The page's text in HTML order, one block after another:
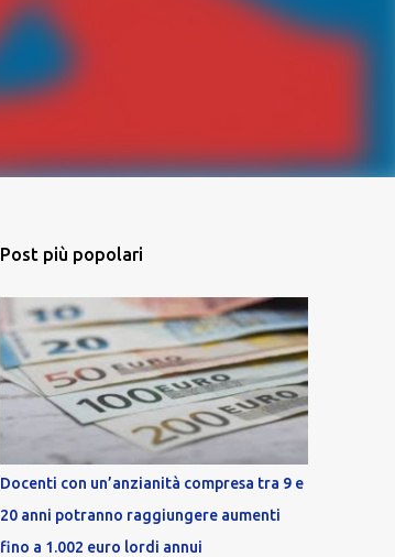
Post più popolari
Docenti con un’anzianità compresa tra 9 e
20 anni potranno raggiungere aumenti
fino a 1.002 euro lordi annui